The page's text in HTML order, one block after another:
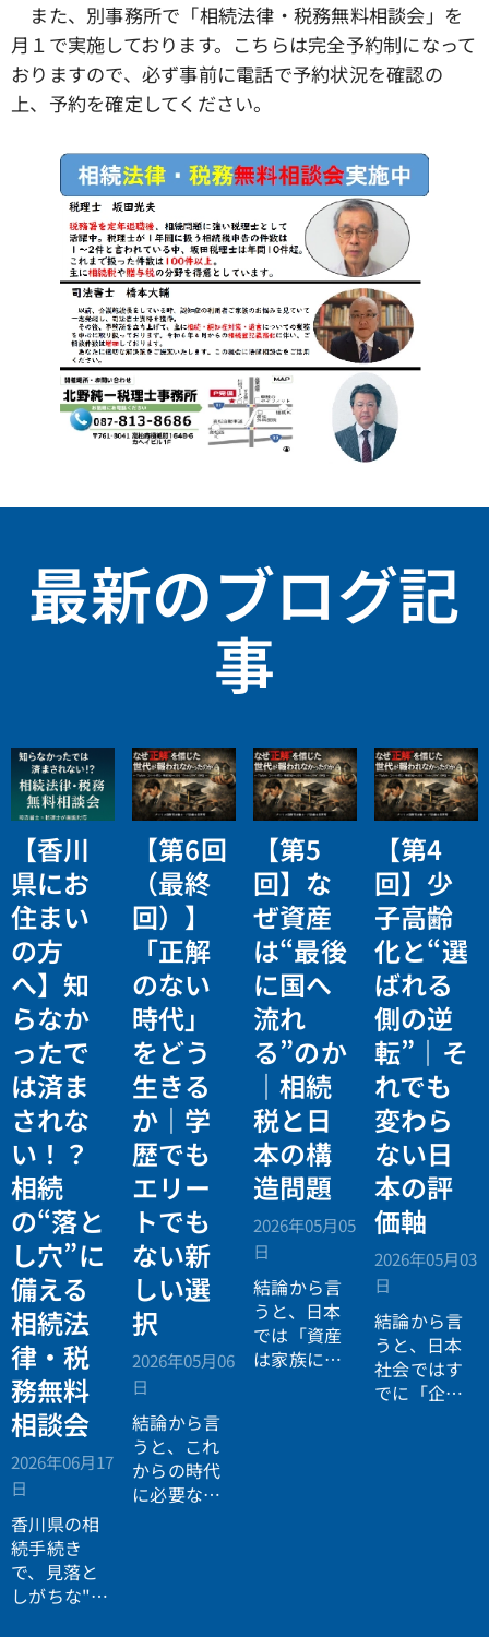
また、別事務所で「相続法律・税務無料相談会」を
月１で実施しております。こちらは完全予約制になって
おりますので、必ず事前に電話で予約状況を確認の
上、予約を確定してください。
最新のブログ記
事
【香川
県にお
住まい
の方
へ】知
らなか
ったで
は済ま
されな
い！？
相続
の“落と
し穴”に
備える
相続法
律・税
務無料
相談会
2026年06月17
日
香川県の相
続手続き
で、見落と
しがちな"落
【第6回
（最終
回）】
「正解
のない
時代」
をどう
生きる
か｜学
歴でも
エリー
トでも
ない新
しい選
択
2026年05月06
日
結論から言
うと、これ
からの時代
に必要なの
【第5
回】な
ぜ資産
は“最後
に国へ
流れ
る”のか
｜相続
税と日
本の構
造問題
2026年05月05
日
結論から言
うと、日本
では「資産
は家族に引
【第4
回】少
子高齢
化と“選
ばれる
側の逆
転”｜そ
れでも
変わら
ない日
本の評
価軸
2026年05月03
日
結論から言
うと、日本
社会ではす
でに「企業